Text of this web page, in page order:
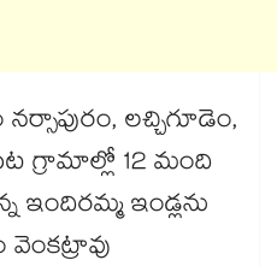
లచ్చిగూడెం,
గ్రామాల్లో 12 మంది
ఇందిరమ్మ ఇండ్లను